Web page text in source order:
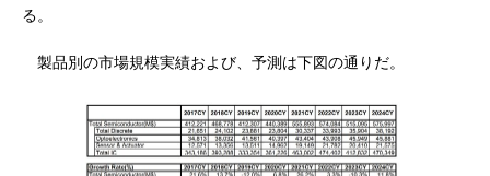
る。
製品別の市場規模実績および、予測は下図の通りだ。